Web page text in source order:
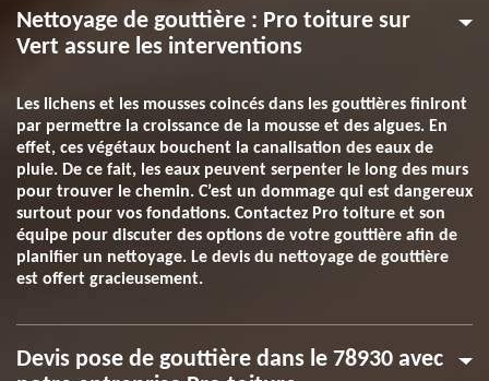
Nettoyage de gouttière : Pro toiture sur
Vert assure les interventions
Les lichens et les mousses coincés dans les gouttières finiront
par permettre la croissance de la mousse et des algues. En
effet, ces végétaux bouchent la canalisation des eaux de
pluie. De ce fait, les eaux peuvent serpenter le long des murs
pour trouver le chemin. C’est un dommage qui est dangereux
surtout pour vos fondations. Contactez Pro toiture et son
équipe pour discuter des options de votre gouttière afin de
planifier un nettoyage. Le devis du nettoyage de gouttière
est offert gracieusement.
Devis pose de gouttière dans le 78930 avec